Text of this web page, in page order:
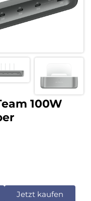
100W
Jetzt kaufen